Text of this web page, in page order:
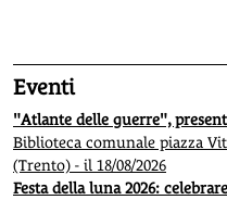
Eventi
"Atlante delle guerre",
Biblioteca comunale piazza
(Trento) - il 18/08/2026
Festa della luna 2026: